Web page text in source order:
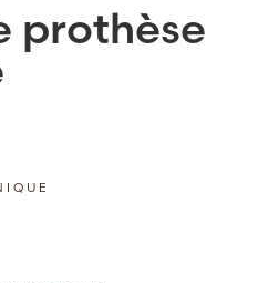
prothèse